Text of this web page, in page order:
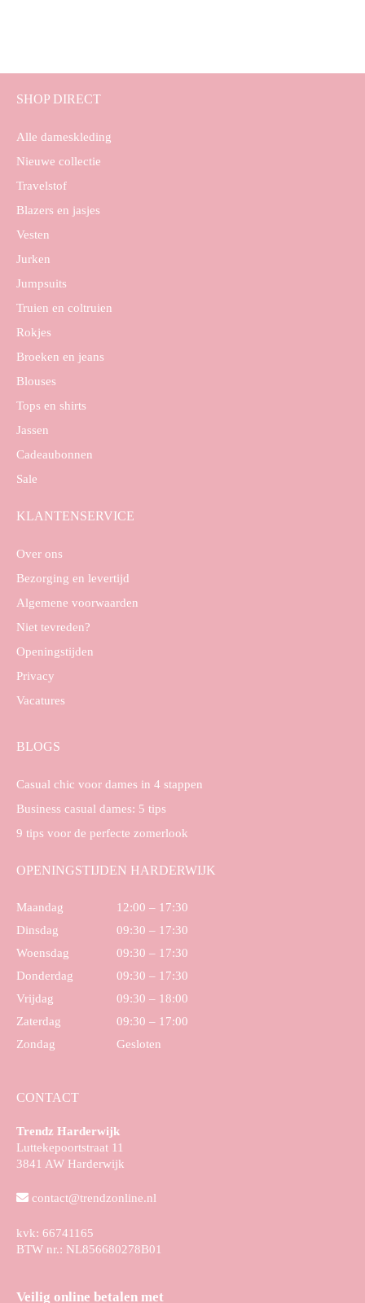
SHOP DIRECT
Alle dameskleding
Nieuwe collectie
Travelstof
Blazers en jasjes
Vesten
Jurken
Jumpsuits
Truien en coltruien
Rokjes
Broeken en jeans
Blouses
Tops en shirts
Jassen
Cadeaubonnen
Sale
KLANTENSERVICE
Over ons
Bezorging en levertijd
Algemene voorwaarden
Niet tevreden?
Openingstijden
Privacy
Vacatures
BLOGS
Casual chic voor dames in 4 stappen
Business casual dames: 5 tips
9 tips voor de perfecte zomerlook
OPENINGSTIJDEN HARDERWIJK
Maandag
12:00 – 17:30
Dinsdag
09:30 – 17:30
Woensdag
09:30 – 17:30
Donderdag
09:30 – 17:30
Vrijdag
09:30 – 18:00
Zaterdag
09:30 – 17:00
Zondag
Gesloten
CONTACT
Trendz Harderwijk
Luttekepoortstraat 11
3841 AW Harderwijk
contact@trendzonline.nl
kvk: 66741165
BTW nr.: NL856680278B01
Veilig online betalen met